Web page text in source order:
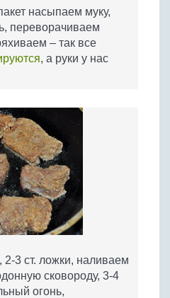
насыпаем муку,
переворачиваем
– так все
, а руки у нас
2-3 ст. ложки, наливаем
сковороду, 3-4
огонь,